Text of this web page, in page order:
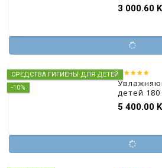
3 000.60
СРЕДСТВА ГИГИЕНЫ ДЛЯ ДЕТЕЙ
-10%
детей 180
5 400.00